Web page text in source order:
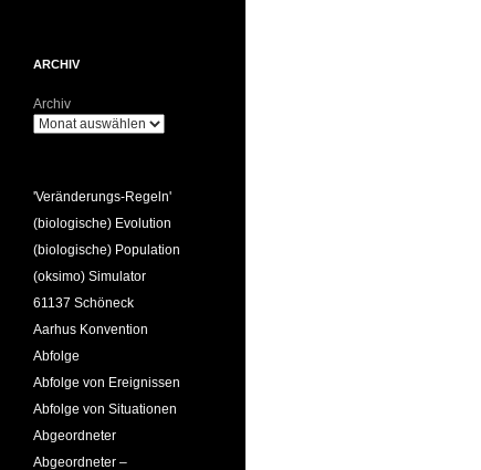
ARCHIV
Archiv
'Veränderungs-Regeln'
(biologische) Evolution
(biologische) Population
(oksimo) Simulator
61137 Schöneck
Aarhus Konvention
Abfolge
Abfolge von Ereignissen
Abfolge von Situationen
Abgeordneter
Abgeordneter –